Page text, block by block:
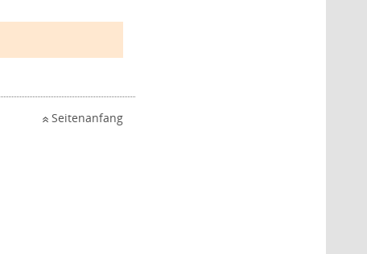
Seitenanfang